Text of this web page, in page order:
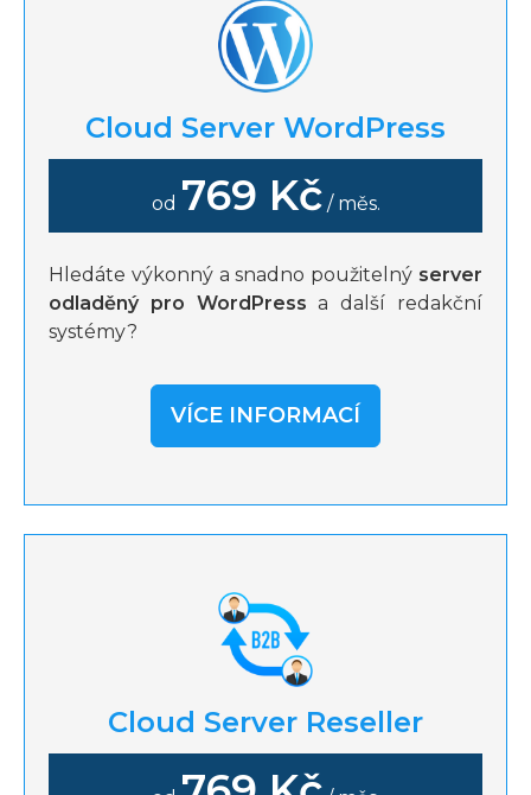
Cloud Server WordPress
od 769 Kč/ měs.
Hledáte výkonný a snadno použitelný server
odladěný pro WordPress a další redakční
systémy?
VÍCE INFORMACÍ
Cloud Server Reseller